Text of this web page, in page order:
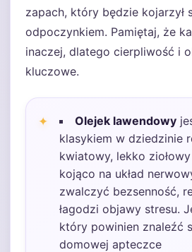
zapach, który będzie kojarzył
odpoczynkiem. Pamiętaj, że
inaczej, dlatego cierpliwość i
kluczowe.
Olejek lawendowy
klasykiem w dziedzinie
kwiatowy, lekko
kojąco na układ
zwalczyć bezsenność,
łagodzi objawy stresu.
który powinien znaleźć
domowej apteczce